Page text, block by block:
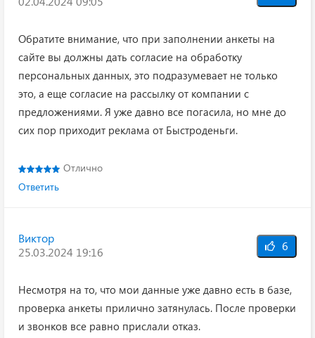
Обратите внимание, что при заполнении анкеты на
сайте вы должны дать согласие на обработку
персональных данных, это подразумевает не только
это, а еще согласие на рассылку от компании с
предложениями. Я уже давно все погасила, но мне до
сих пор приходит реклама от Быстроденьги.
Отлично
Ответить
Виктор
25.03.2024 19:16
6
Несмотря на то, что мои данные уже давно есть в базе,
проверка анкеты прилично затянулась. После проверки
и звонков все равно прислали отказ.